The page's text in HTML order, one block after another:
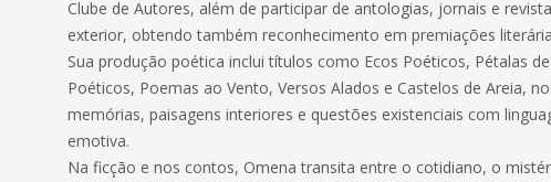
Clube de Autores, além de participar de antologias, jornais e
exterior, obtendo também reconhecimento em premiações
Sua produção poética inclui títulos como Ecos Poéticos, Pétalas
Poéticos, Poemas ao Vento, Versos Alados e Castelos de Areia,
memórias, paisagens interiores e questões existenciais com
emotiva.
Na ficção e nos contos, Omena transita entre o cotidiano, o